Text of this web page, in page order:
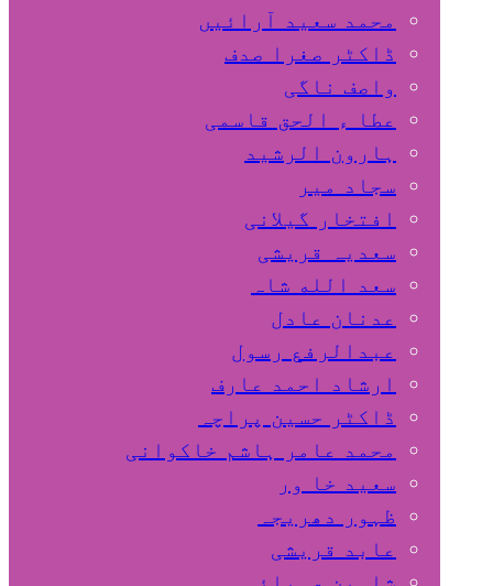
محمد سعید آرائیں
ڈاکٹر صغرا صدف
واصف ناگی
عطا ء الحق قاسمی
ہارون الرشید
سجاد میر
افتخار گیلانی
سعدیہ قریشی
سعد الله شاہ
عدنان عادل
عبدالرفع رسول
ارشاد احمد عارف
ڈاکٹر حسین پراچہ
محمد عامر ہاشم خاکوانی
سعید خا ور
ظہور دھریجہ
عابد قریشی